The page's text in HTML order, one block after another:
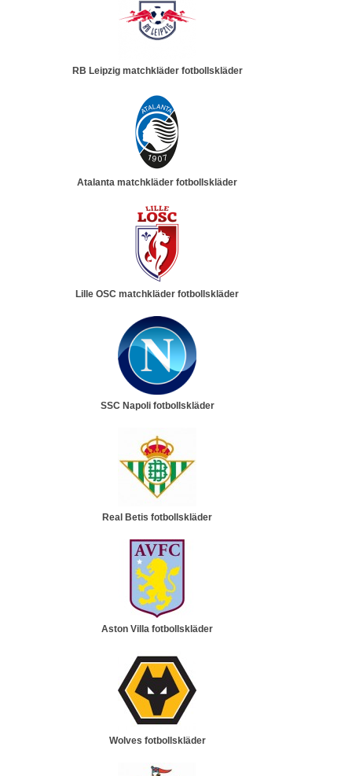
RB Leipzig matchkläder fotbollskläder
Atalanta matchkläder fotbollskläder
Lille OSC matchkläder fotbollskläder
SSC Napoli fotbollskläder
Real Betis fotbollskläder
Aston Villa fotbollskläder
Wolves fotbollskläder